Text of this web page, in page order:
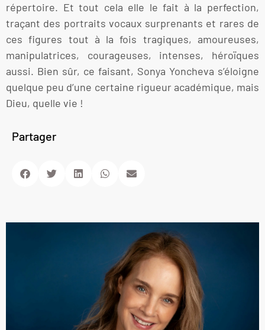
répertoire. Et tout cela elle le fait à la perfection,
traçant des portraits vocaux surprenants et rares de
ces figures tout à la fois tragiques, amoureuses,
manipulatrices, courageuses, intenses, héroïques
aussi. Bien sûr, ce faisant, Sonya Yoncheva s’éloigne
quelque peu d’une certaine rigueur académique, mais
Dieu, quelle vie !
Partager